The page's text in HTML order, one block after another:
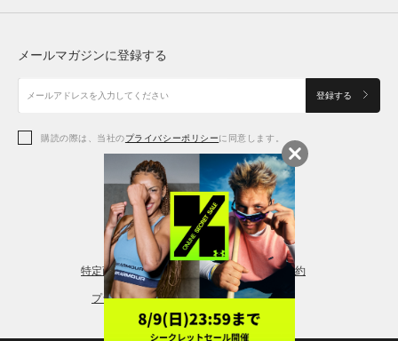
アクセサリー
アクセサリー
シューズ
アクセサリー
レギンス＆タイツ
シューズ
メールマガジンに登録する
登録する
購読の際は、当社のプライバシーポリシーに同意します。
特定商取引法に基づく通販の表記 会員規約
プライバシーポリシー